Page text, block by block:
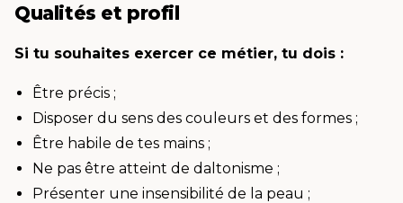
Qualités et profil
Si tu souhaites exercer ce métier, tu dois :
Être précis ;
Disposer du sens des couleurs et des formes ;
Être habile de tes mains ;
Ne pas être atteint de daltonisme ;
Présenter une insensibilité de la peau ;